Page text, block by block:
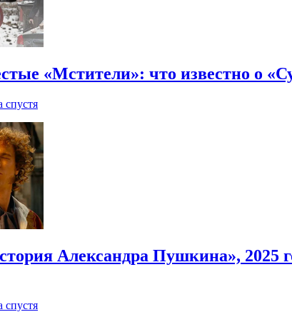
«Мстители»: что известно о
спустя
Александра Пушкина», 2025
спустя